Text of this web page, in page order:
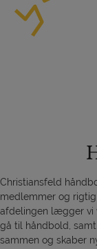
Christiansfeld
medlemmer og
afdelingen lægger
gå til håndbold,
sammen og skaber